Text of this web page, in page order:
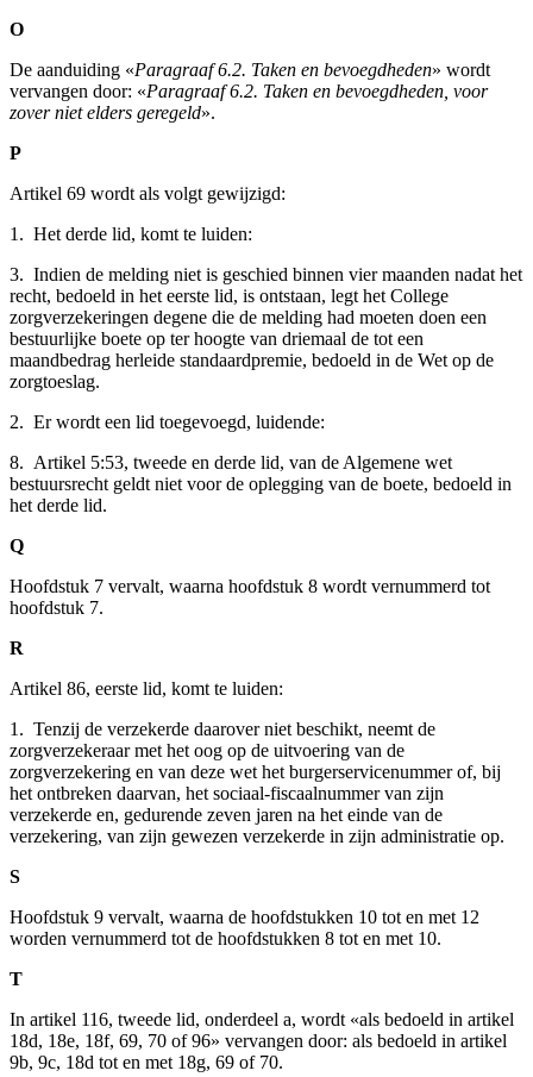
O
De aanduiding «Paragraaf 6.2. Taken en bevoegdheden» wordt
vervangen door: «Paragraaf 6.2. Taken en bevoegdheden, voor
zover niet elders geregeld».
P
Artikel 69 wordt als volgt gewijzigd:
1. Het derde lid, komt te luiden:
3. Indien de melding niet is geschied binnen vier maanden nadat het
recht, bedoeld in het eerste lid, is ontstaan, legt het College
zorgverzekeringen degene die de melding had moeten doen een
bestuurlijke boete op ter hoogte van driemaal de tot een
maandbedrag herleide standaardpremie, bedoeld in de Wet op de
zorgtoeslag.
2. Er wordt een lid toegevoegd, luidende:
8. Artikel 5:53, tweede en derde lid, van de Algemene wet
bestuursrecht geldt niet voor de oplegging van de boete, bedoeld in
het derde lid.
Q
Hoofdstuk 7 vervalt, waarna hoofdstuk 8 wordt vernummerd tot
hoofdstuk 7.
R
Artikel 86, eerste lid, komt te luiden:
1. Tenzij de verzekerde daarover niet beschikt, neemt de
zorgverzekeraar met het oog op de uitvoering van de
zorgverzekering en van deze wet het burgerservicenummer of, bij
het ontbreken daarvan, het sociaal-fiscaalnummer van zijn
verzekerde en, gedurende zeven jaren na het einde van de
verzekering, van zijn gewezen verzekerde in zijn administratie op.
S
Hoofdstuk 9 vervalt, waarna de hoofdstukken 10 tot en met 12
worden vernummerd tot de hoofdstukken 8 tot en met 10.
T
In artikel 116, tweede lid, onderdeel a, wordt «als bedoeld in artikel
18d, 18e, 18f, 69, 70 of 96» vervangen door: als bedoeld in artikel
9b, 9c, 18d tot en met 18g, 69 of 70.